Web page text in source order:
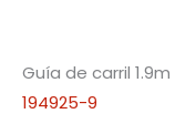
Guía de carril 1.9m
194925-9